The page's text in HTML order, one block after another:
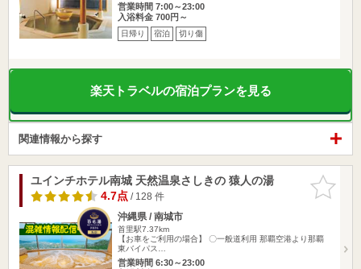
営業時間 7:00～23:00
入浴料金 700円～
日帰り 宿泊 切り傷
楽天トラベルの宿泊プランを見る
関連情報から探す
お気に入
りに追加
ユインチホテル南城 天然温泉さしきの 猿人の湯
4.7点/ 128 件
沖縄県 / 南城市
首里駅7.37km
【お車をご利用の場合】 〇一般道利用 那覇空港より那覇
東バイパス…
営業時間 6:30～23:00